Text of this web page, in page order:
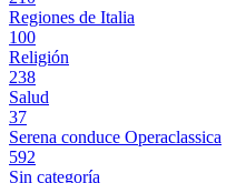
Regiones de Italia
100
Religión
238
Salud
37
Serena conduce Operaclassica
592
Sin categoría